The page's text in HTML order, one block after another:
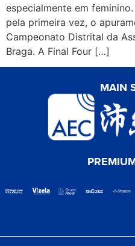
especialmente em
pela primeira vez, o
Campeonato Distrital da
Braga. A Final Four […]
MAIN